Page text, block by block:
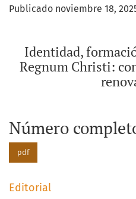
Publicado noviembre 18,
Identidad,
Regnum Christi:
Número
pdf
Editorial